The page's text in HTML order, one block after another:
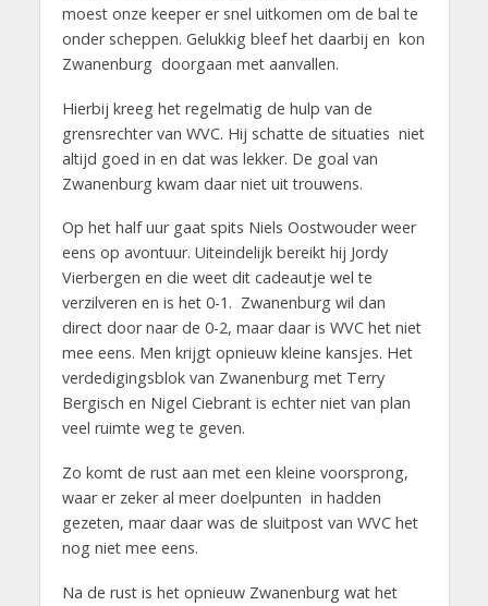
moest onze keeper er snel uitkomen om de bal te
onder scheppen. Gelukkig bleef het daarbij en kon
Zwanenburg doorgaan met aanvallen.
Hierbij kreeg het regelmatig de hulp van de
grensrechter van WVC. Hij schatte de situaties niet
altijd goed in en dat was lekker. De goal van
Zwanenburg kwam daar niet uit trouwens.
Op het half uur gaat spits Niels Oostwouder weer
eens op avontuur. Uiteindelijk bereikt hij Jordy
Vierbergen en die weet dit cadeautje wel te
verzilveren en is het 0-1. Zwanenburg wil dan
direct door naar de 0-2, maar daar is WVC het niet
mee eens. Men krijgt opnieuw kleine kansjes. Het
verdedigingsblok van Zwanenburg met Terry
Bergisch en Nigel Ciebrant is echter niet van plan
veel ruimte weg te geven.
Zo komt de rust aan met een kleine voorsprong,
waar er zeker al meer doelpunten in hadden
gezeten, maar daar was de sluitpost van WVC het
nog niet mee eens.
Na de rust is het opnieuw Zwanenburg wat het